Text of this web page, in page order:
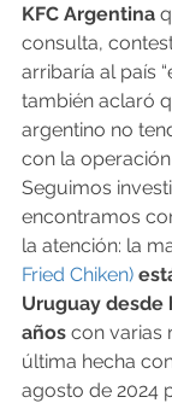
KFC Argentina
consulta,
arribaría al país
también aclaró
argentino no
con la
Seguimos
encontramos
la atención: la
Fried Chiken)
Uruguay desde
años con varias
última hecha
agosto de 2024